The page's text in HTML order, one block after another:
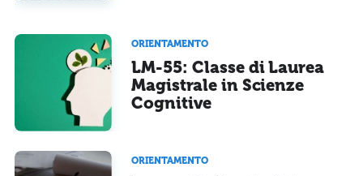
ORIENTAMENTO
LM-55: Classe di Laurea
Magistrale in Scienze
Cognitive
ORIENTAMENTO